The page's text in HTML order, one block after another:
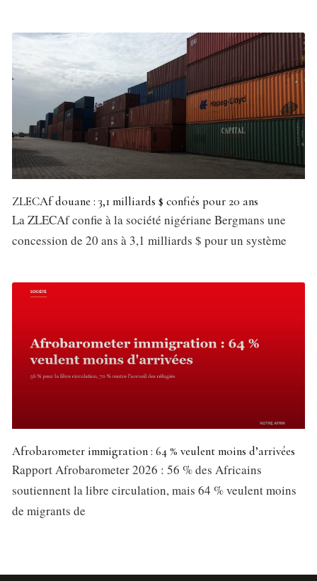
ZLECAf douane : 3,1 milliards $ confiés pour 20 ans
La ZLECAf confie à la société nigériane Bergmans une
concession de 20 ans à 3,1 milliards $ pour un système
Afrobarometer immigration : 64 % veulent moins d’arrivées
Rapport Afrobarometer 2026 : 56 % des Africains
soutiennent la libre circulation, mais 64 % veulent moins
de migrants de